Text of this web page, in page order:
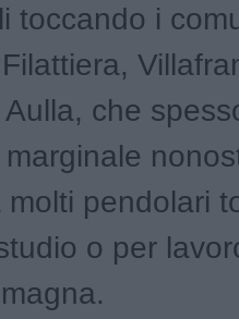
toccando i
che
molti pendolari
o per